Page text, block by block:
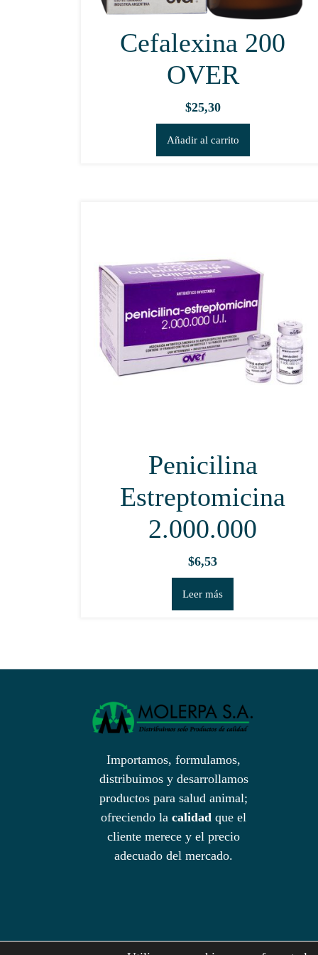
Cefalexina 200
OVER
$25,30
Añadir al carrito
Penicilina
Estreptomicina
2.000.000
$6,53
Leer más
Importamos, formulamos,
distribuimos y desarrollamos
productos para salud animal;
ofreciendo la calidad que el
cliente merece y el precio
adecuado del mercado.